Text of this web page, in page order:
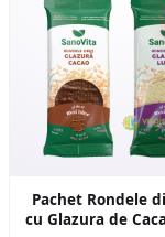
Pachet Rondele
cu Glazura de